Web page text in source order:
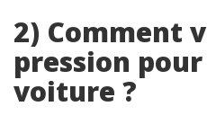
2) Comment
pression
voiture ?